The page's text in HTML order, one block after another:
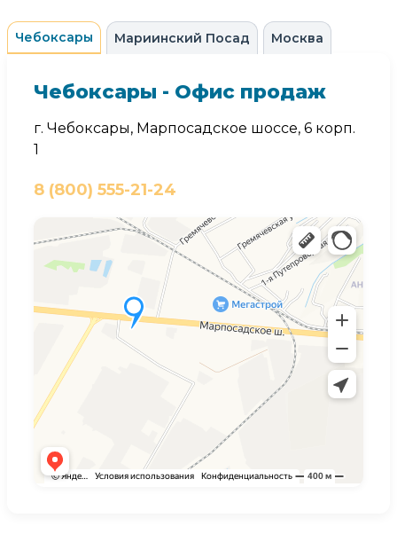
Чебоксары Мариинский Посад Москва
Чебоксары - Офис продаж
г. Чебоксары, Марпосадское шоссе, 6 корп.
1
8 (800) 555-21-24